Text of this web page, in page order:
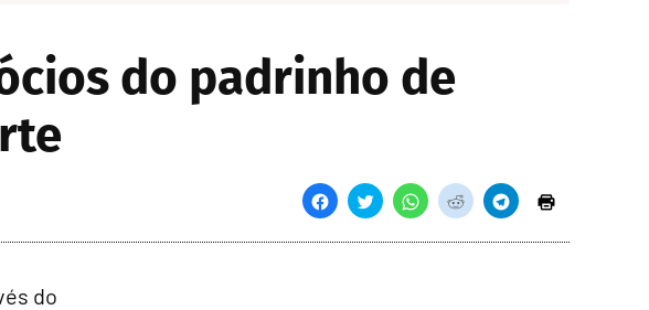
do padrinho de
do